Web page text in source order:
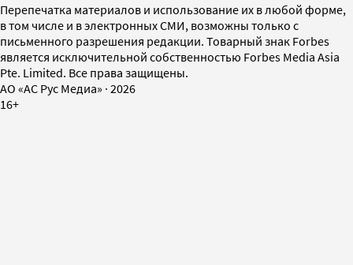
Перепечатка материалов и использование их в любой форме,
в том числе и в электронных СМИ, возможны только с
письменного разрешения редакции. Товарный знак Forbes
является исключительной собственностью Forbes Media Asia
Pte. Limited. Все права защищены.
AO «АС Рус Медиа» · 2026
16+